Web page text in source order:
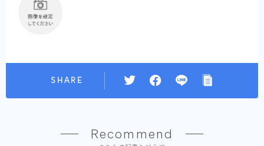
SHARE
Recommend